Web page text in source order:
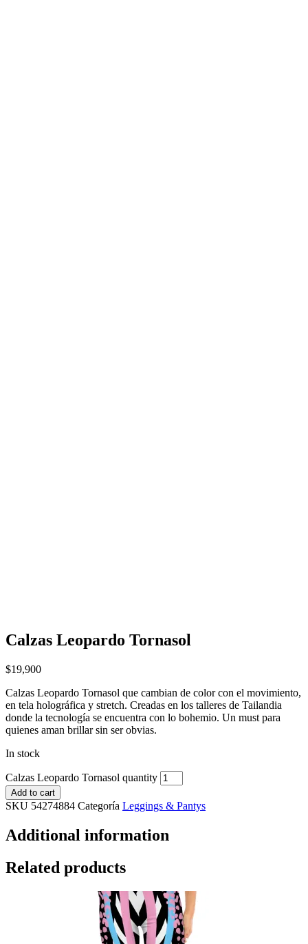
Calzas Leopardo Tornasol
$19,900
Calzas Leopardo Tornasol que cambian de color con el movimiento,
en tela holográfica y stretch. Creadas en los talleres de Tailandia
donde la tecnología se encuentra con lo bohemio. Un must para
quienes aman brillar sin ser obvias.
In stock
Calzas Leopardo Tornasol quantity
Add to cart
SKU 54274884 Categoría Leggings & Pantys
Additional information
Related products